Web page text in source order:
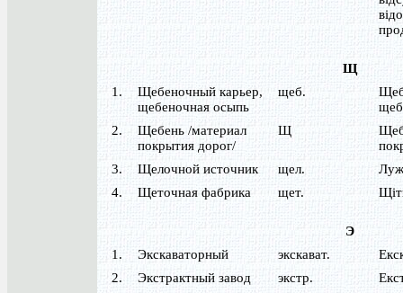
Щ
1.
Щебеночный карьер,
щебеночная осыпь
щеб.
2.
Щебень /материал
покрытия дорог/
Щ
3.
Щелочной источник щел.
4.
Щеточная фабрика щет.
Э
1.
Экскаваторный экскават.
2.
Экстрактный завод экстр.